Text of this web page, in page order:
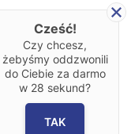
Cześć!
Czy chcesz,
żebyśmy oddzwonili
do Ciebie za darmo
w 28 sekund?
TAK